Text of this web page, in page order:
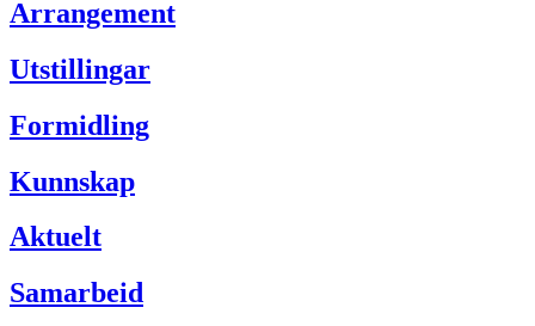
Arrangement
Utstillingar
Formidling
Kunnskap
Aktuelt
Samarbeid